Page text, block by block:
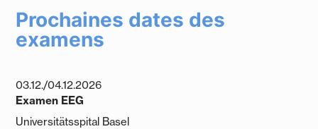
Prochaines dates des
examens
03.12./04.12.2026
Examen EEG
Universitätsspital Basel